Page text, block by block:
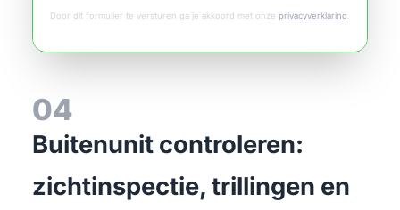
Door dit formulier te versturen ga je akkoord met onze privacyverklaring.
04
Buitenunit controleren:
zichtinspectie, trillingen en